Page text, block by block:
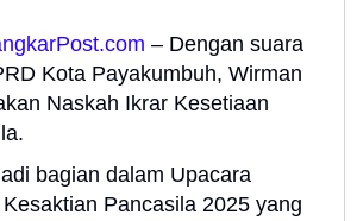
– Dengan suara
Kota Payakumbuh, Wirman
Naskah Ikrar Kesetiaan
bagian dalam Upacara
Pancasila 2025 yang